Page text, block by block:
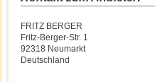
FRITZ BERGER
Fritz-Berger-Str. 1
92318 Neumarkt
Deutschland